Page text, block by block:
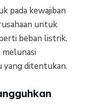
pada kewajiban
untuk
beban listrik,
melunasi
yang ditentukan.